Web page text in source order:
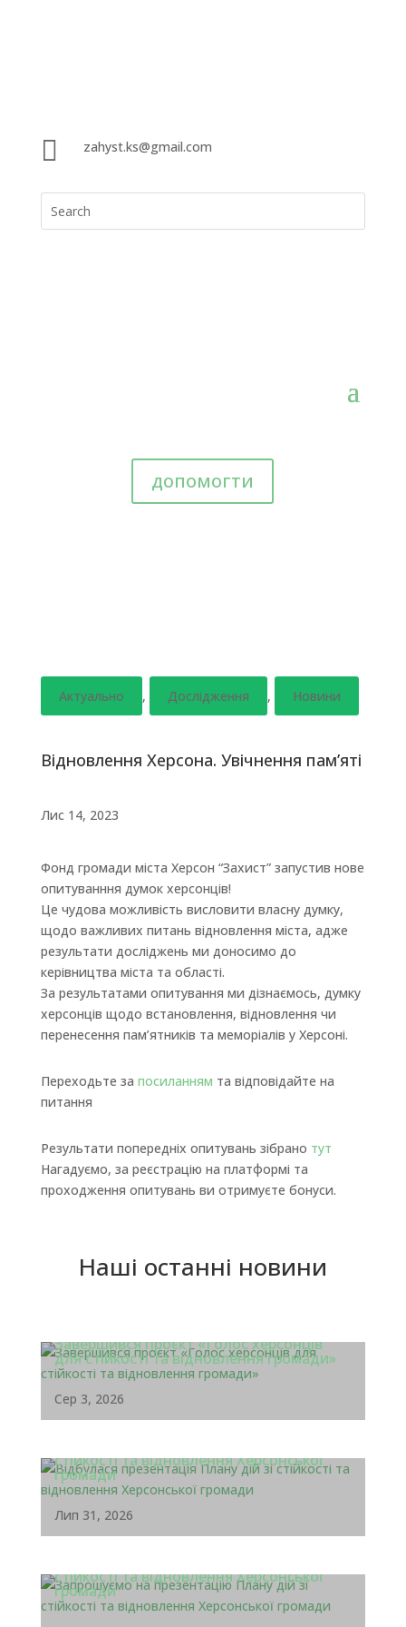
 zahyst.ks@gmail.com
допомогти
Актуально , Дослідження , Новини
Відновлення Херсона. Увічнення пам’яті
Лис 14, 2023
Фонд громади міста Херсон “Захист” запустив нове
опитуванння думок херсонців!
Це чудова можливість висловити власну думку,
щодо важливих питань відновлення міста, адже
результати досліджень ми доносимо до
керівництва міста та області.
За результатами опитування ми дізнаємось, думку
херсонців щодо встановлення, відновлення чи
перенесення пам’ятників та меморіалів у Херсоні.
Переходьте за посиланням та відповідайте на
питання
Результати попередніх опитувань зібрано тут
Нагадуємо, за реєстрацію на платформі та
проходження опитувань ви отримуєте бонуси.
Наші останні новини
Завершився проєкт «Голос херсонців
для стійкості та відновлення громади»
Сер 3, 2026
стійкості та відновлення Херсонської
громади
Лип 31, 2026
стійкості та відновлення Херсонської
громади